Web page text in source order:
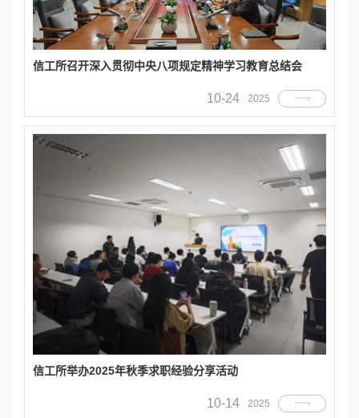
信工所召开深入贯彻中央八项规定精神学习教育总结会
10-24 2025
信工所举办2025年秋季求职经验分享活动
10-14 2025